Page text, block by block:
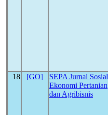
18 [GO]
SEPA Jurnal Sosial
Ekonomi Pertanian
dan Agribisnis